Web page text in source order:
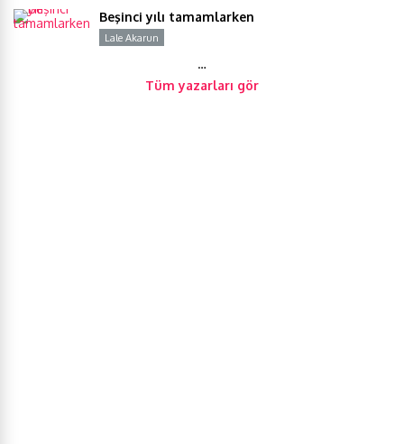
Beşinci yılı tamamlarken
Lale Akarun
…
Tüm yazarları gör